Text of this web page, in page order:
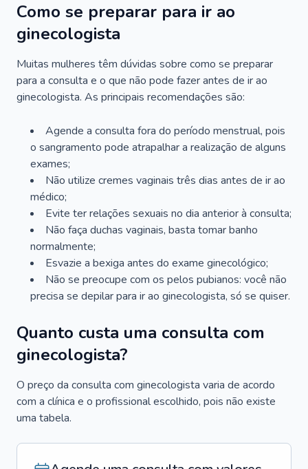
Como se preparar para ir ao
ginecologista
Muitas mulheres têm dúvidas sobre como se preparar
para a consulta e o que não pode fazer antes de ir ao
ginecologista. As principais recomendações são:
Agende a consulta fora do período menstrual, pois
o sangramento pode atrapalhar a realização de alguns
exames;
Não utilize cremes vaginais três dias antes de ir ao
médico;
Evite ter relações sexuais no dia anterior à consulta;
Não faça duchas vaginais, basta tomar banho
normalmente;
Esvazie a bexiga antes do exame ginecológico;
Não se preocupe com os pelos pubianos: você não
precisa se depilar para ir ao ginecologista, só se quiser.
Quanto custa uma consulta com
ginecologista?
O preço da consulta com ginecologista varia de acordo
com a clínica e o profissional escolhido, pois não existe
uma tabela.